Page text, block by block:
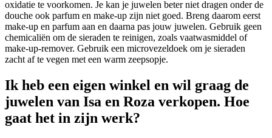
oxidatie te voorkomen. Je kan je juwelen beter niet dragen onder de
douche ook parfum en make-up zijn niet goed. Breng daarom eerst
make-up en parfum aan en daarna pas jouw juwelen. Gebruik geen
chemicaliën om de sieraden te reinigen, zoals vaatwasmiddel of
make-up-remover. Gebruik een microvezeldoek om je sieraden
zacht af te vegen met een warm zeepsopje.
Ik heb een eigen winkel en wil graag de
juwelen van Isa en Roza verkopen. Hoe
gaat het in zijn werk?